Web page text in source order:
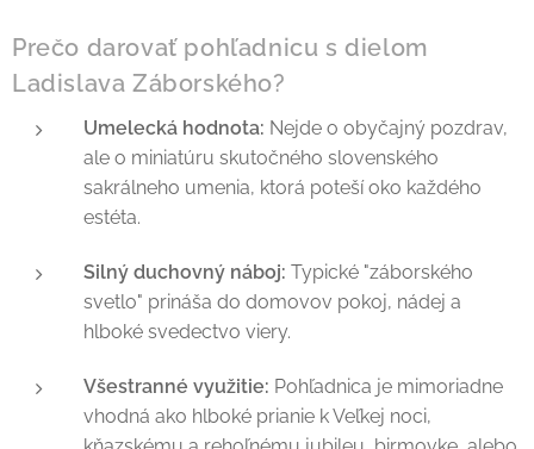
Prečo darovať pohľadnicu s dielom
Ladislava Záborského?
Umelecká hodnota: Nejde o obyčajný pozdrav,
ale o miniatúru skutočného slovenského
sakrálneho umenia, ktorá poteší oko každého
estéta.
Silný duchovný náboj: Typické "záborského
svetlo" prináša do domovov pokoj, nádej a
hlboké svedectvo viery.
Všestranné využitie: Pohľadnica je mimoriadne
vhodná ako hlboké prianie k Veľkej noci,